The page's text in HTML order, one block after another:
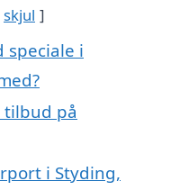
skjul
speciale i
på
i Styding,